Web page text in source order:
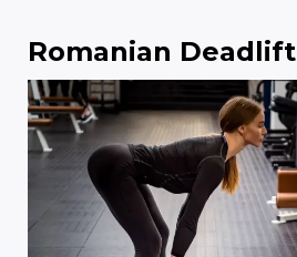
Romanian Deadlift